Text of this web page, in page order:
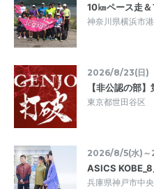
10㎞ペース走
神奈川県横浜市
2026/8/23(日)
【非公認の部
東京都世田谷区
2026/8/5(水)
ASICS KOBE_8
兵庫県神戸市中